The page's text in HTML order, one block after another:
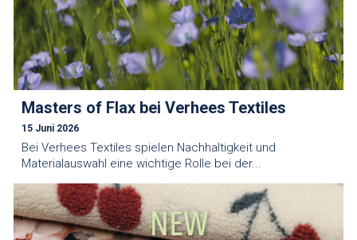
Masters of Flax bei Verhees Textiles
15 Juni 2026
Bei Verhees Textiles spielen Nachhaltigkeit und
Materialauswahl eine wichtige Rolle bei der...